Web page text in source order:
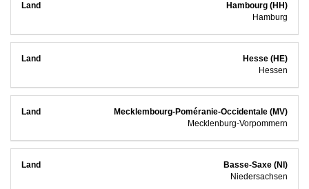
Hambourg (HH)
Hamburg
Hesse (HE)
Hessen
Mecklembourg-Poméranie-Occidentale (MV)
Mecklenburg-Vorpommern
Basse-Saxe (NI)
Niedersachsen